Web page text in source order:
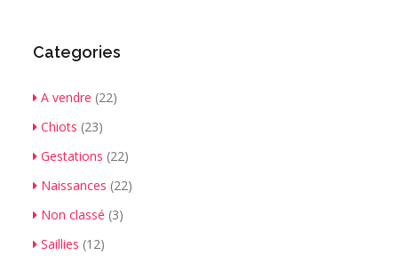
Categories
A vendre (22)
Chiots (23)
Gestations (22)
Naissances (22)
Non classé (3)
Saillies (12)